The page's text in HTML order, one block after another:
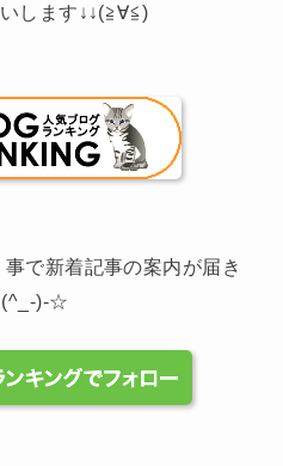
します↓↓(≧∀≦)
で新着記事の案内が届き
(^_-)-☆